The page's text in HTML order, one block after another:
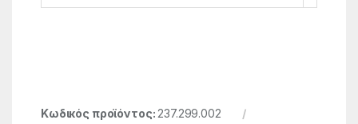
Κωδικός προϊόντος:237.299.002